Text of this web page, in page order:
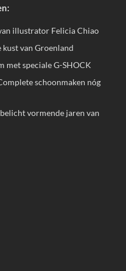
illustrator Felicia Chiao
van Groenland
met speciale G-SHOCK
schoonmaken nóg
vormende jaren van